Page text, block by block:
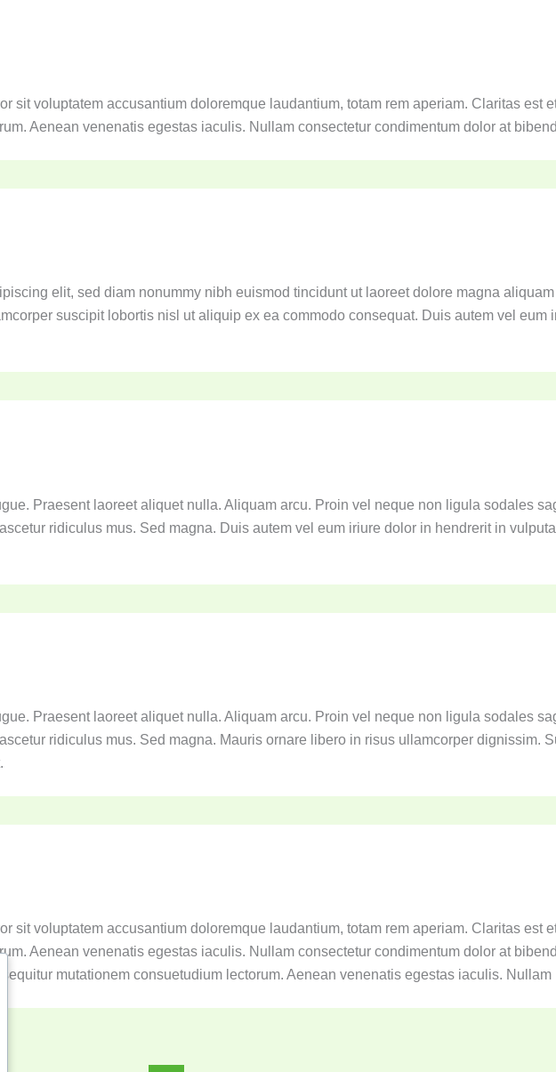
sit voluptatem accusantium doloremque laudantium, totam rem aperiam. Claritas est
Aenean venenatis egestas iaculis. Nullam consectetur condimentum dolor at
elit, sed diam nonummy nibh euismod tincidunt ut laoreet dolore magna
suscipit lobortis nisl ut aliquip ex ea commodo consequat. Duis autem vel eum
Praesent laoreet aliquet nulla. Aliquam arcu. Proin vel neque non ligula sodales
ridiculus mus. Sed magna. Duis autem vel eum iriure dolor in hendrerit in
Praesent laoreet aliquet nulla. Aliquam arcu. Proin vel neque non ligula sodales
ridiculus mus. Sed magna. Mauris ornare libero in risus ullamcorper dignissim.
sit voluptatem accusantium doloremque laudantium, totam rem aperiam. Claritas est
Aenean venenatis egestas iaculis. Nullam consectetur condimentum dolor at
mutationem consuetudium lectorum. Aenean venenatis egestas iaculis. Nullam